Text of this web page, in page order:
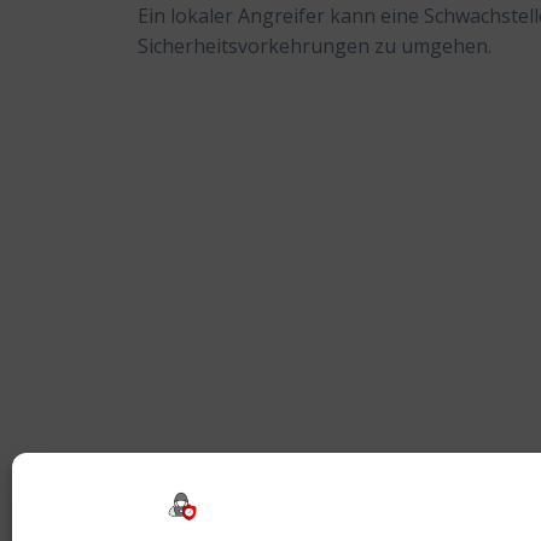
Ein lokaler Angreifer kann eine
Sicherheitsvorkehrungen zu umgehen.